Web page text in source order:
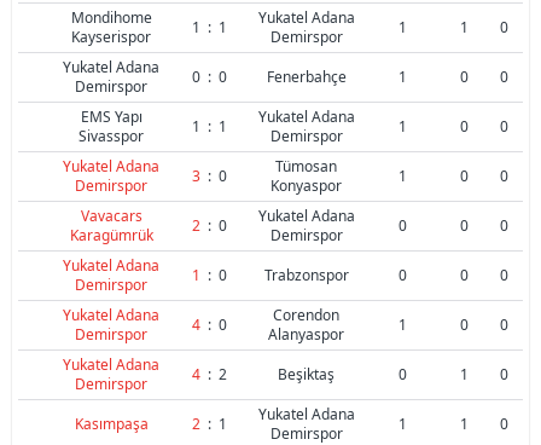
Mondihome
Kayserispor
1 : 1
Yukatel Adana
Demirspor
1 1
0
Yukatel Adana
Demirspor
0 : 0 Fenerbahçe 1 0
0
EMS Yapı
Sivasspor
1 : 1
Yukatel Adana
Demirspor
1 0
0
Yukatel Adana
Demirspor
3 : 0
Tümosan
Konyaspor
1 0
0
Vavacars
Karagümrük
2 : 0
Yukatel Adana
Demirspor
0 0
0
Yukatel Adana
Demirspor
1 : 0 Trabzonspor 0 0
0
Yukatel Adana
Demirspor
4 : 0
Corendon
Alanyaspor
1 0
0
Yukatel Adana
Demirspor
4 : 2 Beşiktaş 0 1 0
Kasımpaşa 2 : 1
Yukatel Adana
Demirspor
1 1
0